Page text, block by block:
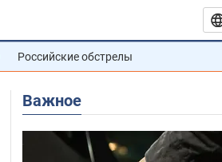
Российские обстрелы
Важное